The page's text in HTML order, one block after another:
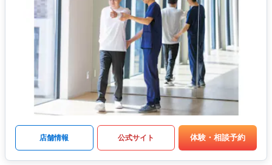
店舗情報 公式サイト 体験・相談予約